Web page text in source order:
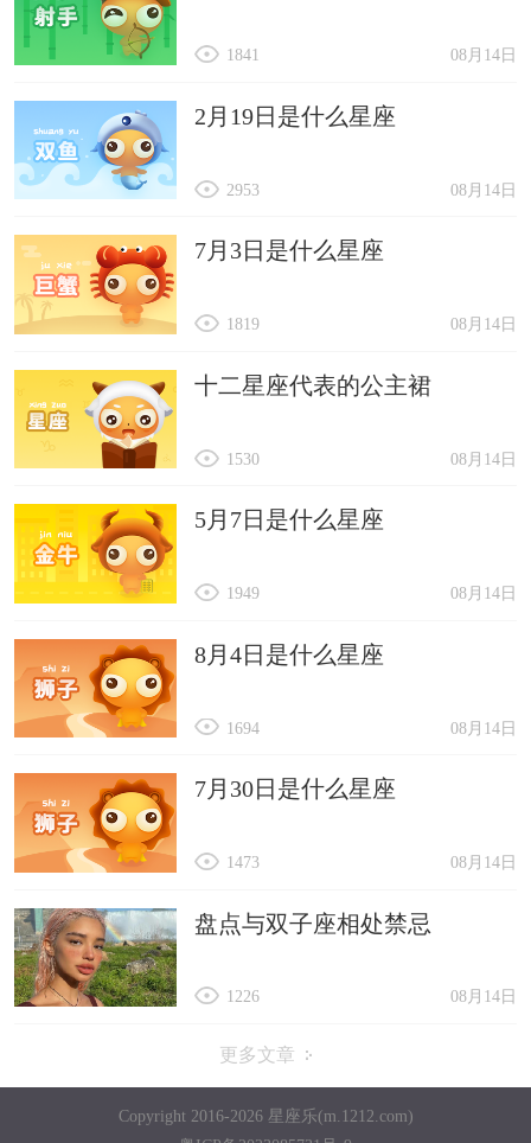
08月14日
1841
2月19日是什么星座
08月14日
2953
7月3日是什么星座
08月14日
1819
十二星座代表的公主裙
08月14日
1530
5月7日是什么星座
08月14日
1949
8月4日是什么星座
08月14日
1694
7月30日是什么星座
08月14日
1473
盘点与双子座相处禁忌
08月14日
1226
更多文章
Copyright 2016-2026 星座乐(m.1212.com)